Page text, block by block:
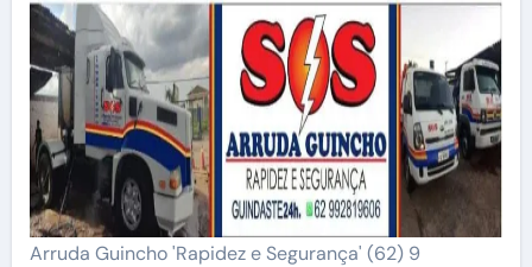
Arruda Guincho 'Rapidez e Segurança' (62) 9